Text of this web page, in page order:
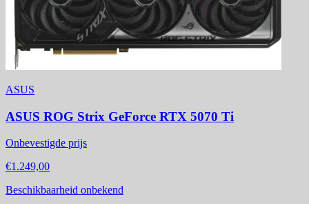
ASUS
ASUS ROG Strix GeForce RTX 5070 Ti
Onbevestigde prijs
€1.249,00
Beschikbaarheid onbekend